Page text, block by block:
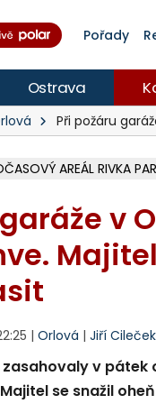
Pořady
Ostrava
Při požáru
AREÁL RIVKA
v
| Orlová | Jiří Cileček
v pátek
se snažil